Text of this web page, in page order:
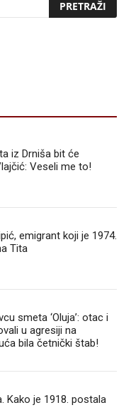
iz Drniša bit će
Veseli me to!
emigrant koji je 1974.
Tita
smeta ‘Oluja’: otac i
u agresiji na
bila četnički štab!
Kako je 1918. postala